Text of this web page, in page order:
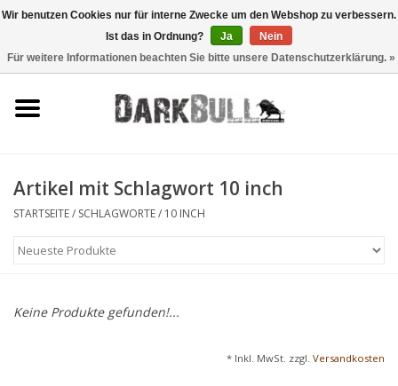
Schiesstraining
taktische Ausrüstung
Optiken & Laser
Blog
Artikel mit Schlagwort 10 inch
STARTSEITE/ SCHLAGWORTE/ 10 INCH
Keine Produkte gefunden!...
* Inkl. MwSt. zzgl. Versandkosten
Wir benutzen Cookies nur für interne Zwecke um den Webshop zu verbessern.
Ist das in Ordnung?
Ja
Nein
Für weitere Informationen beachten Sie bitte unsere Datenschutzerklärung. »